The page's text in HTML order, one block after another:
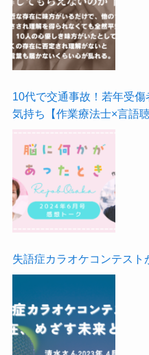
10代で交通事故！若年受
気持ち【作業療法士×言語
失語症カラオケコンテスト